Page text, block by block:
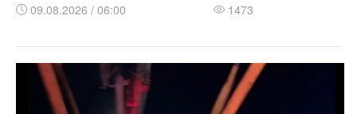
09.08.2026 / 06:00 1473